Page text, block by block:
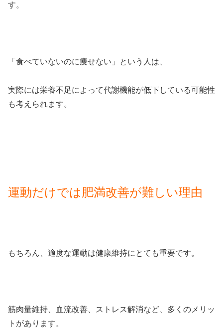
す。
「食べていないのに痩せない」という人は、
実際には栄養不足によって代謝機能が低下している可能性
も考えられます。
運動だけでは肥満改善が難しい理由
もちろん、適度な運動は健康維持にとても重要です。
筋肉量維持、血流改善、ストレス解消など、多くのメリッ
トがあります。